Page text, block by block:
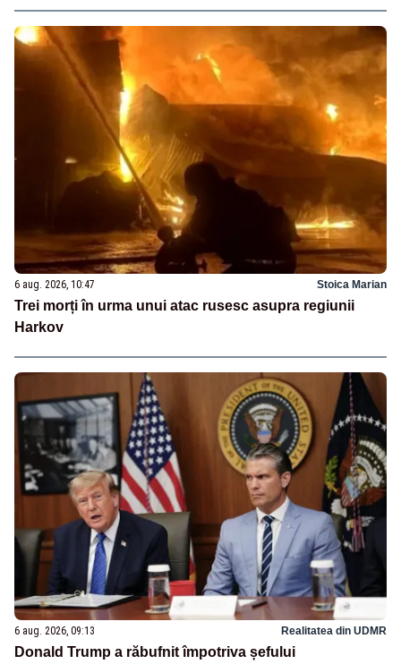
6 aug. 2026, 10:47 Stoica Marian
Trei morți în urma unui atac rusesc asupra regiunii
Harkov
6 aug. 2026, 09:13 Realitatea din UDMR
Donald Trump a răbufnit împotriva șefului